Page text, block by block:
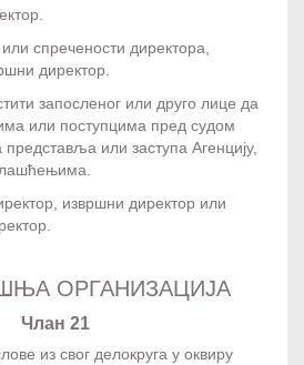
спречености директора,
директор.
запосленог или друго лице да
или поступцима пред судом
или заступа Агенцију,
извршни директор или
ОРГАНИЗАЦИЈА
Члан 21
из свог делокруга у оквиру